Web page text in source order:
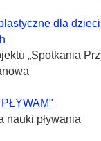
dla dzieci
„Spotkania
nauki pływania